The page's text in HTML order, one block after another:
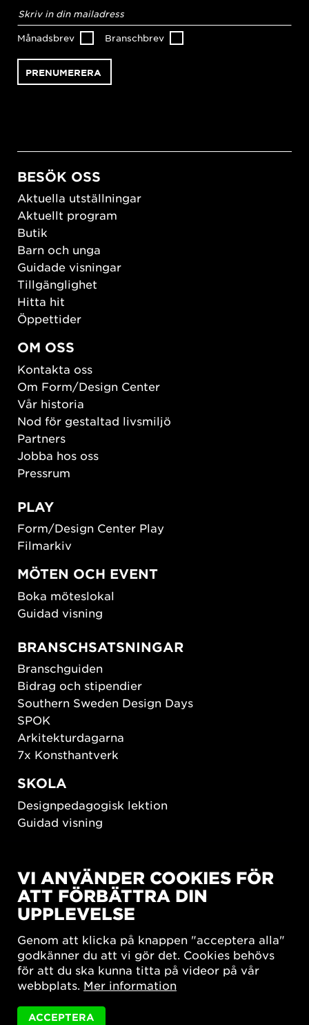
postadress*
Månadsbrev Branschbrev
BESÖK OSS
Aktuella utställningar
Aktuellt program
Butik
Barn och unga
Guidade visningar
Tillgänglighet
Hitta hit
Öppettider
OM OSS
Kontakta oss
Om Form/Design Center
Vår historia
Nod för gestaltad livsmiljö
Partners
Jobba hos oss
Pressrum
PLAY
Form/Design Center Play
Filmarkiv
MÖTEN OCH EVENT
Boka möteslokal
Guidad visning
BRANSCHSATSNINGAR
Branschguiden
Bidrag och stipendier
Southern Sweden Design Days
SPOK
Arkitekturdagarna
7x Konsthantverk
SKOLA
Designpedagogisk lektion
Guidad visning
New European Bauhaus
SUSTAINORDIC
Share Future Living
What Matter_s
VI ANVÄNDER COOKIES FÖR
ATT FÖRBÄTTRA DIN
UPPLEVELSE
Genom att klicka på knappen "acceptera alla"
godkänner du att vi gör det. Cookies behövs
för att du ska kunna titta på videor på vår
webbplats. Mer information
ACCEPTERA